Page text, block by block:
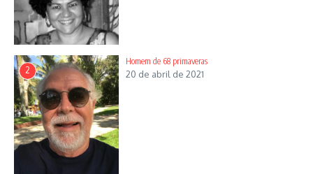
2
Homem de 68 primaveras
20 de abril de 2021